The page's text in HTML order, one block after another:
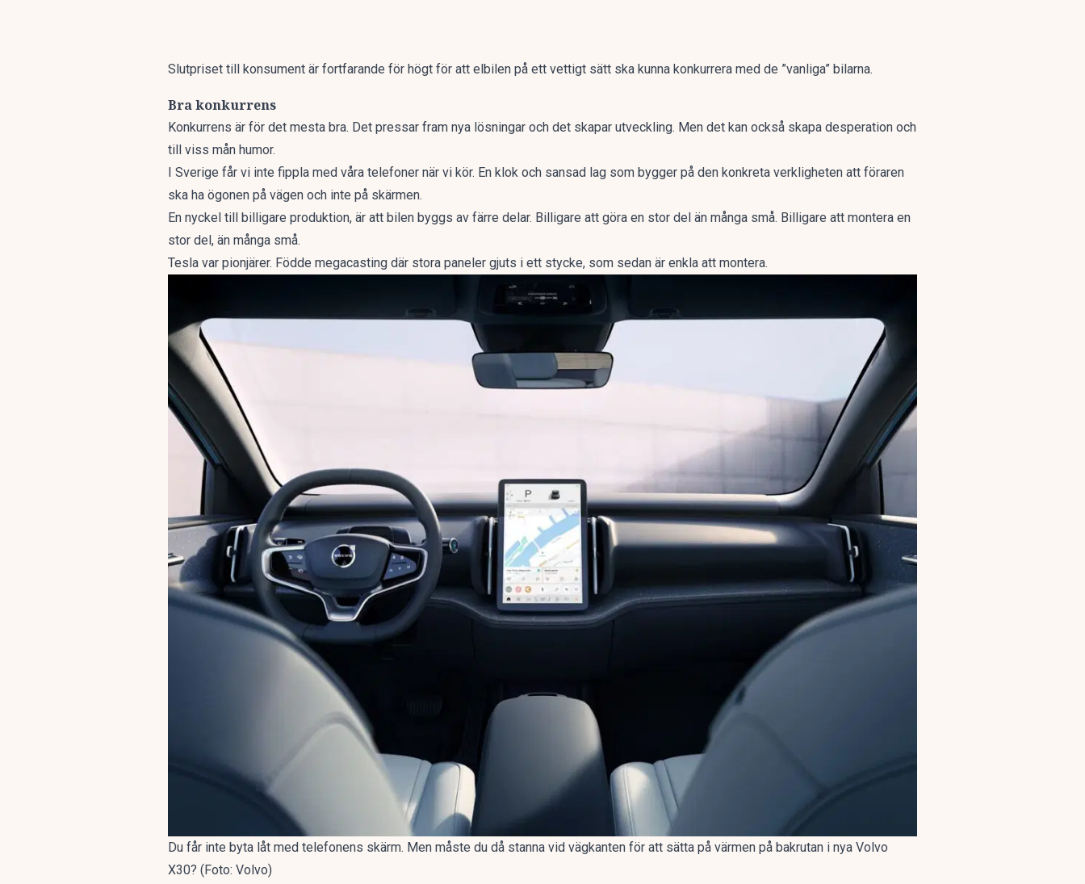
Slutpriset till konsument är fortfarande för högt för att elbilen på ett vettigt sätt ska kunna konkurrera med de ”vanliga” bilarna.
Bra konkurrens
Konkurrens är för det mesta bra. Det pressar fram nya lösningar och det skapar utveckling. Men det kan också skapa desperation och
till viss mån humor.
I Sverige får vi inte fippla med våra telefoner när vi kör. En klok och sansad lag som bygger på den konkreta verkligheten att föraren
ska ha ögonen på vägen och inte på skärmen.
En nyckel till billigare produktion, är att bilen byggs av färre delar. Billigare att göra en stor del än många små. Billigare att montera en
stor del, än många små.
Tesla var pionjärer. Födde megacasting där stora paneler gjuts i ett stycke, som sedan är enkla att montera.
Du får inte byta låt med telefonens skärm. Men måste du då stanna vid vägkanten för att sätta på värmen på bakrutan i nya Volvo
X30? (Foto: Volvo)